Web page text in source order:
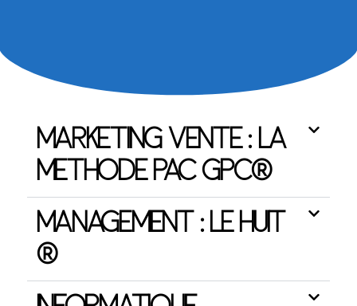
MARKETING VENTE : LA
METHODE PAC GPC®
MANAGEMENT : LE HUIT
®